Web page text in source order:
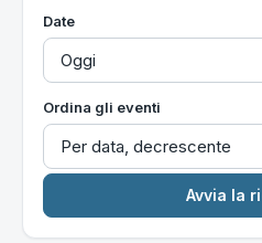
Date
Ordina gli eventi